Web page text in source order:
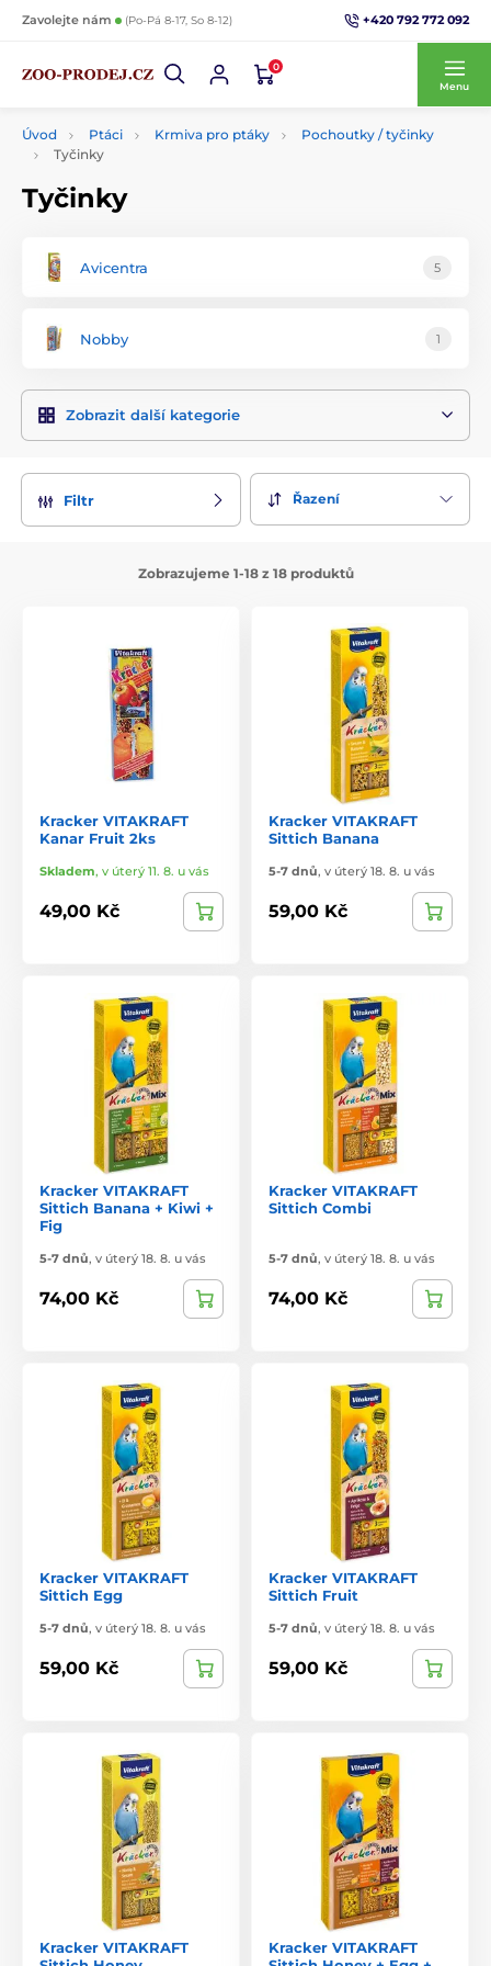
Zavolejte nám (Po-Pá 8-17, So 8-12) +420 792 772 092
0
Menu
Úvod Ptáci Krmiva pro ptáky
Pochoutky / tyčinky
Tyčinky
Tyčinky
Avicentra 5
Nobby 1
Zobrazit další kategorie
Filtr Řazení
Zobrazujeme 1-18 z 18 produktů
Kracker VITAKRAFT
Kanar Fruit 2ks
Skladem, v úterý 11. 8. u vás
49,00 Kč
Kracker VITAKRAFT
Sittich Banana
5-7 dnů, v úterý 18. 8. u vás
59,00 Kč
Kracker VITAKRAFT
Sittich Banana + Kiwi +
Fig
5-7 dnů, v úterý 18. 8. u vás
74,00 Kč
Kracker VITAKRAFT
Sittich Combi
5-7 dnů, v úterý 18. 8. u vás
74,00 Kč
Kracker VITAKRAFT
Sittich Egg
5-7 dnů, v úterý 18. 8. u vás
59,00 Kč
Kracker VITAKRAFT
Sittich Fruit
5-7 dnů, v úterý 18. 8. u vás
59,00 Kč
Kracker VITAKRAFT
Kracker VITAKRAFT